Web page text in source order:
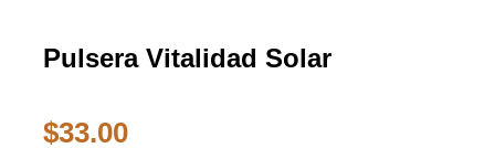
Pulsera Vitalidad Solar
$33.00